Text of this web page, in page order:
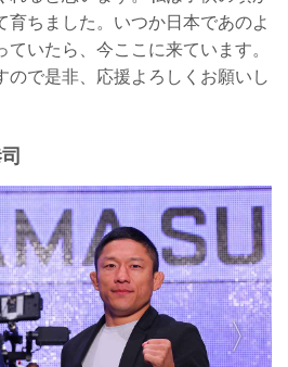
育ちました。いつか日本であのよ
ていたら、今ここに来ています。
ので是非、応援よろしくお願いし